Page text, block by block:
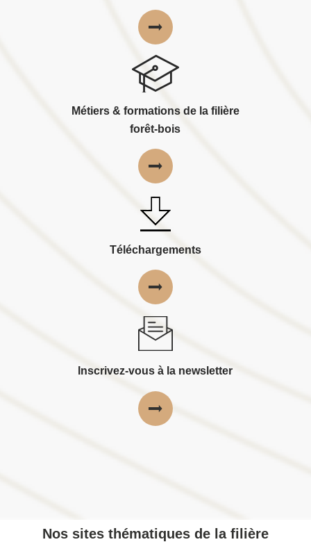
Métiers & formations de la filière
forêt-bois
Téléchargements
Inscrivez-vous à la newsletter
Nos sites thématiques de la filière